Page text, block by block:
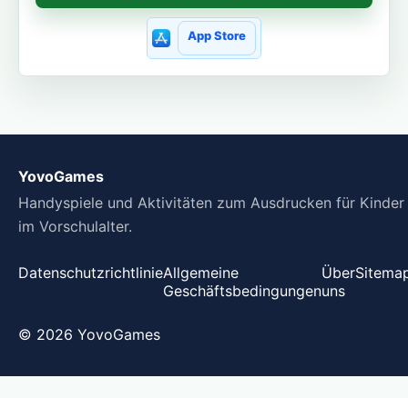
App Store
YovoGames
Handyspiele und Aktivitäten zum Ausdrucken für Kinder
im Vorschulalter.
DatenschutzrichtlinieAllgemeine
Geschäftsbedingungen
Über
uns
© 2026 YovoGames